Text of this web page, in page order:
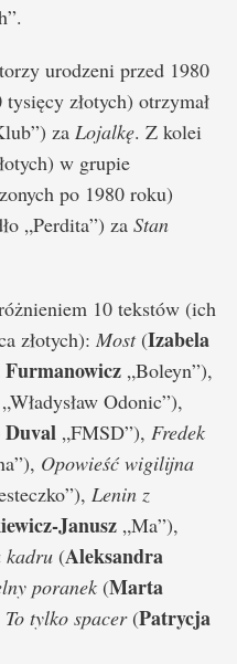
urodzeni przed 1980
złotych) otrzymał
za Lojalkę. Z kolei
w grupie
po 1980 roku)
„Perdita”) za Stan
10 tekstów (ich
złotych): Most(Izabela
„Boleyn”),
„Władysław Odonic”),
„FMSD”), Fredek
Opowieść wigilijna
Lenin z
Janusz „Ma”),
kadru (Aleksandra
poranek (Marta
To tylko spacer(Patrycja